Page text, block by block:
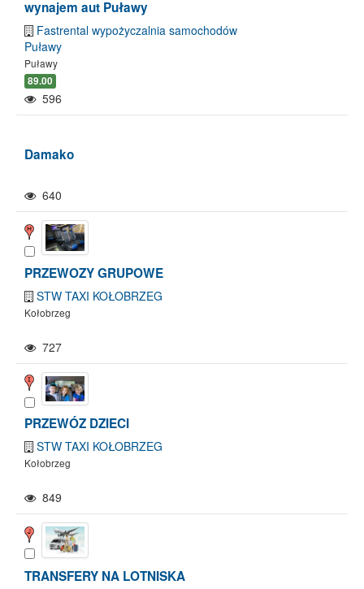
wynajem aut Puławy
Fastrental wypożyczalnia samochodów
Puławy
Puławy
89.00
596
Damako
640
PRZEWOZY GRUPOWE
STW TAXI KOŁOBRZEG
Kołobrzeg
727
PRZEWÓZ DZIECI
STW TAXI KOŁOBRZEG
Kołobrzeg
849
TRANSFERY NA LOTNISKA